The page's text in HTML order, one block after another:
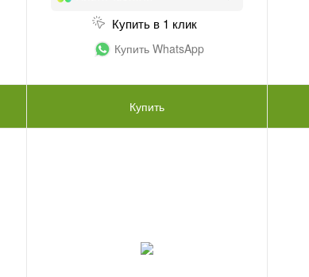
Купить в 1 клик
Купить WhatsApp
Купить